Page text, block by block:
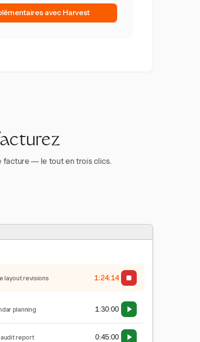
avec Harvest
facture — le tout en trois clics.
layout revisions 1:24:15
planning 1:30:00
report 0:45:00